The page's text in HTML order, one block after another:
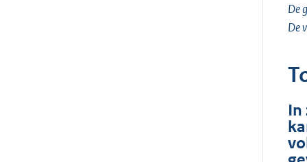
De
De
In